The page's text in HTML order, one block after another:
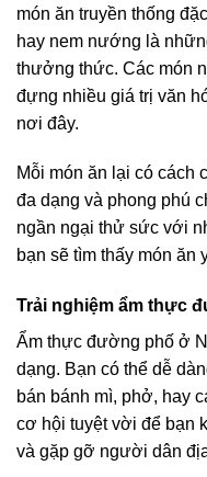
món ăn truyền thống
hay nem nướng là
thưởng thức. Các món
đựng nhiều giá trị văn
nơi đây.
Mỗi món ăn lại có cách
đa dạng và phong phú
ngần ngại thử sức với
bạn sẽ tìm thấy món ăn
Trải nghiệm ẩm thực
Ẩm thực đường phố ở
dạng. Bạn có thể dễ
bán bánh mì, phở, hay
cơ hội tuyệt vời để bạn
và gặp gỡ người dân